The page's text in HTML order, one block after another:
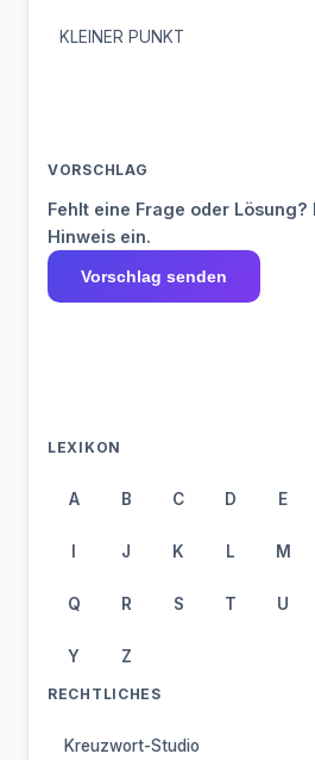
KLEINER PUNKT
VORSCHLAG
Fehlt eine Frage oder Lösung?
Hinweis ein.
Vorschlag senden
LEXIKON
A B C D E
I J K L M
Q R S T U
Y Z
RECHTLICHES
Kreuzwort-Studio